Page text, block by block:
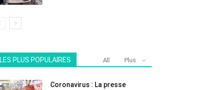
LES PLUS POPULAIRES All Plus
Coronavirus : La presse